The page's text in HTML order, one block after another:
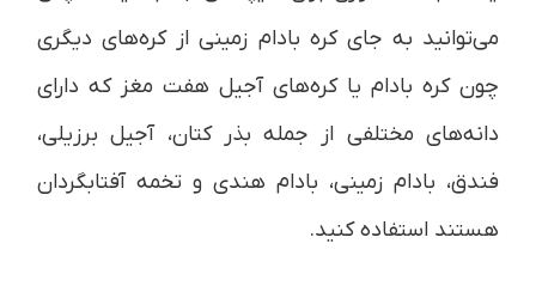
می‌توانید به جای کره بادام زمینی از کره‌های دیگری
چون کره بادام یا کره‌های آجیل هفت مغز که دارای
دانه‌های مختلفی از جمله بذر کتان، آجیل برزیلی،
فندق، بادام زمینی، بادام هندی و تخمه آفتابگردان
هستند استفاده کنید.